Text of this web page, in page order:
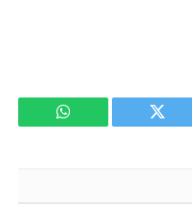
تويتر واتساب